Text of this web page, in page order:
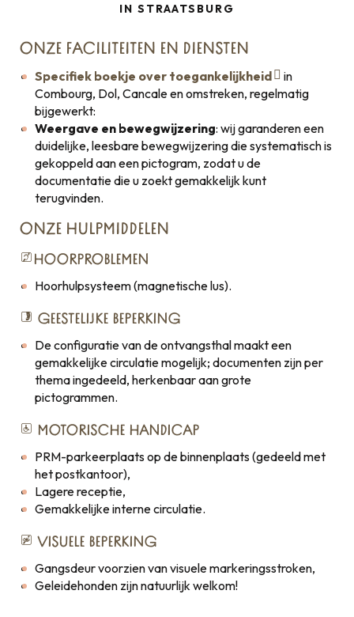
IN STRAATSBURG
ONZE FACILITEITEN EN DIENSTEN
Specifiek boekje over toegankelijkheid
in
Combourg, Dol, Cancale en omstreken, regelmatig
bijgewerkt:
Weergave en bewegwijzering: wij garanderen een
duidelijke, leesbare bewegwijzering die systematisch is
gekoppeld aan een pictogram, zodat u de
documentatie die u zoekt gemakkelijk kunt
terugvinden.
ONZE HULPMIDDELEN
HOORPROBLEMEN
Hoorhulpsysteem (magnetische lus).
GEESTELIJKE BEPERKING
De configuratie van de ontvangsthal maakt een
gemakkelijke circulatie mogelijk; documenten zijn per
thema ingedeeld, herkenbaar aan grote
pictogrammen.
MOTORISCHE HANDICAP
PRM-parkeerplaats op de binnenplaats (gedeeld met
het postkantoor),
Lagere receptie,
Gemakkelijke interne circulatie.
VISUELE BEPERKING
Gangsdeur voorzien van visuele markeringsstroken,
Geleidehonden zijn natuurlijk welkom!